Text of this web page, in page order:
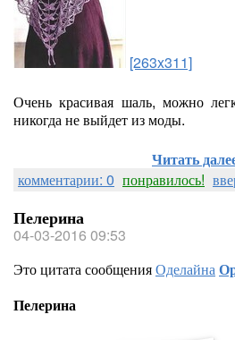
[263x311]
Очень красивая шаль, можно
никогда не выйдет из моды.
Читать
комментарии: 0 понравилось!
Пелерина
04-03-2016 09:53
Это цитата сообщенияОделайна
Пелерина